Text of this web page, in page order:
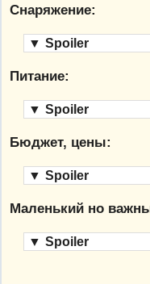
Снаряжение:
▼ Spoiler
Питание:
▼ Spoiler
Бюджет, цены:
▼ Spoiler
Маленький но
▼ Spoiler